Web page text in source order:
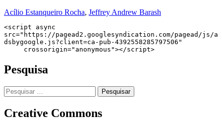
Acílio Estanqueiro Rocha, Jeffrey Andrew Barash
<script async
src="https://pagead2.googlesyndication.com/pagead/js/a
dsbygoogle.js?client=ca-pub-4392558285797506"
     crossorigin="anonymous"></script>
Pesquisa
Pesquisar
por:
Creative Commons